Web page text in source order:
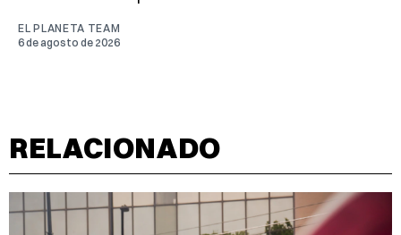
EL PLANETA TEAM
6 de agosto de 2026
RELACIONADO